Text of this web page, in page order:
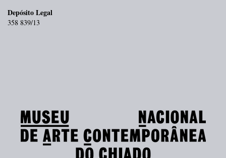
Depósito Legal
358 839/13